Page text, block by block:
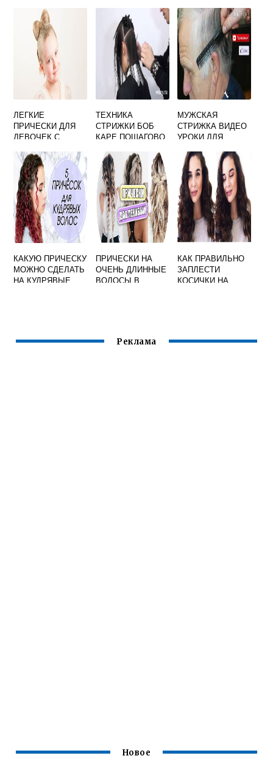
УСЛОВИЯХ
ВИДЕО
ЛЕГКИЕ
ПРИЧЕСКИ ДЛЯ
ДЕВОЧЕК С
ВОЛОСАМИ
ПОШАГОВО
ТЕХНИКА
СТРИЖКИ БОБ
КАРЕ ПОШАГОВО
ВОЛОСЫ
МУЖСКАЯ
СТРИЖКА ВИДЕО
УРОКИ ДЛЯ
МАШИНКОЙ
ПЕРЕХОД
КАКУЮ ПРИЧЕСКУ
МОЖНО СДЕЛАТЬ
НА КУДРЯВЫЕ
ПРИЧЕСКИ НА
ОЧЕНЬ ДЛИННЫЕ
ВОЛОСЫ В
КАК ПРАВИЛЬНО
ЗАПЛЕСТИ
КОСИЧКИ НА
Реклама
Новое